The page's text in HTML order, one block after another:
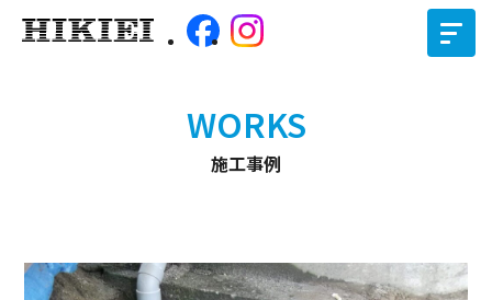
WORKS
施工事例